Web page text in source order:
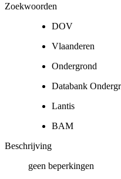
Zoekwoorden
DOV
Vlaanderen
Ondergrond
Databank
Lantis
BAM
Beschrijving
geen beperkingen